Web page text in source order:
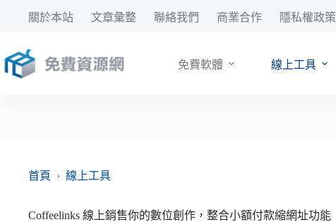
要
內
關於本站 文章彙整 聯絡我們 商業合作 隱私權政策
免費軟體 線上工具
首頁 › 線上工具
Coffeelinks 線上銷售你的數位創作，整合小額付款縮網址功能